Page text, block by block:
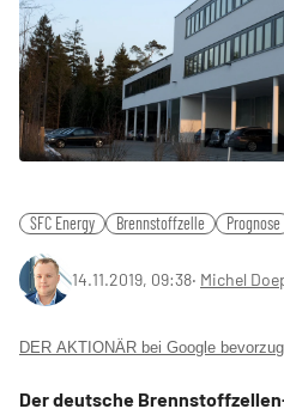
SFC Energy Brennstoffzelle Prognose
14.11.2019, 09:38‧ Michel
DER AKTIONÄR bei Google
Der deutsche